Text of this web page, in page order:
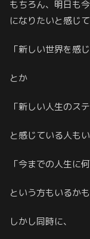
もちろん、明日も
になりたいと感じ
「新しい世界を感
とか
「新しい人生のス
と感じている人も
「今までの人生に
という方もいるか
しかし同時に、